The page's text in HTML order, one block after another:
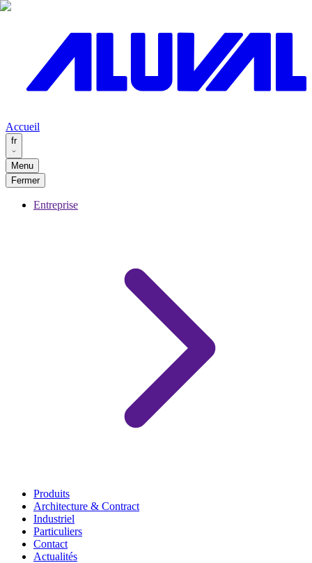
Accueil
fr
Menu
Fermer
Entreprise
Produits
Architecture & Contract
Industriel
Particuliers
Contact
Actualités